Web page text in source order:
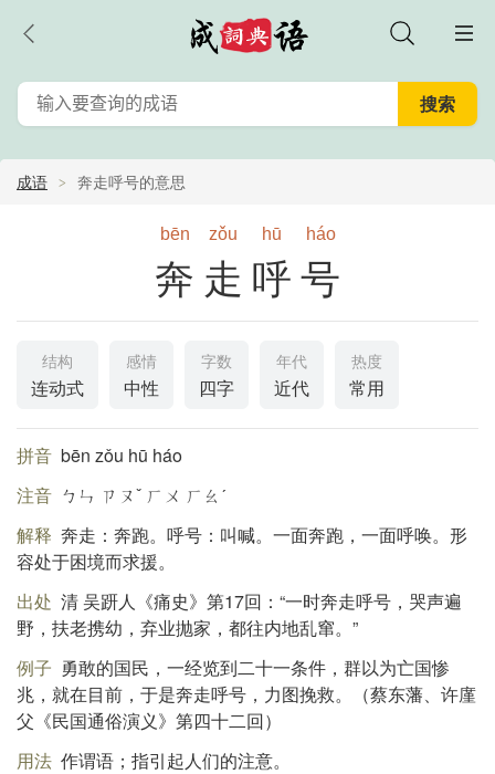
成语 奔走呼号的意思
bēn zǒu hū háo
奔走呼号
结构
连动式
感情
中性
字数
四字
年代
近代
热度
常用
拼音 bēn zǒu hū háo
注音 ㄅㄣ ㄗㄡˇ ㄏㄨ ㄏㄠˊ
解释 奔走：奔跑。呼号：叫喊。一面奔跑，一面呼唤。形
容处于困境而求援。
出处 清 吴趼人《痛史》第17回：“一时奔走呼号，哭声遍
野，扶老携幼，弃业抛家，都往内地乱窜。”
例子 勇敢的国民，一经览到二十一条件，群以为亡国惨
兆，就在目前，于是奔走呼号，力图挽救。（蔡东藩、许廑
父《民国通俗演义》第四十二回）
用法 作谓语；指引起人们的注意。